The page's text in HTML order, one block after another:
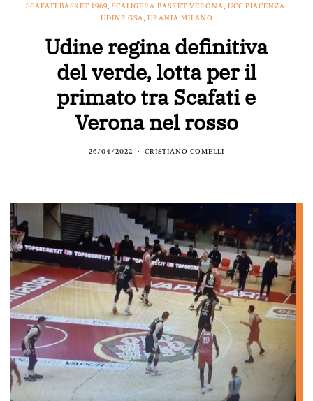
SCAFATI BASKET 1969, SCALIGERA BASKET VERONA, UCC PIACENZA,
UDINE GSA, URANIA MILANO
Udine regina definitiva
del verde, lotta per il
primato tra Scafati e
Verona nel rosso
26/04/2022 CRISTIANO COMELLI